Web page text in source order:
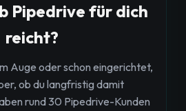
Pipedrive für dich
reicht?
Auge oder schon eingerichtet,
ob du langfristig damit
rund 30 Pipedrive-Kunden